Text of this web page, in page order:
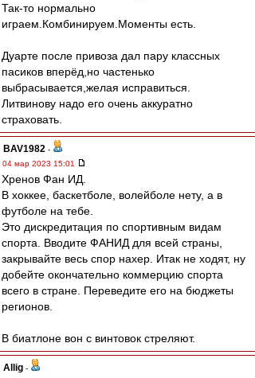
Так-то нормально
играем.Комбинируем.Моменты есть.
Дуарте после привоза дал пару классных
пасиков вперёд,но частенько
выбрасывается,желая исправиться.
Литвинову надо его очень аккуратно
страховать.
BAV1982 -
04 мар 2023 15:01
Хренов Фан ИД.
В хоккее, баскетболе, волейболе нету, а в
футболе на тебе.
Это дискредитация по спортивным видам
спорта. Вводите ФАНИД для всей страны,
закрывайте весь спор нахер. Итак не ходят, ну
добейте окончательно коммерцию спорта
всего в стране. Переведите его на бюджеты
регионов.
В биатлоне вон с винтовок стреляют.
Allig -